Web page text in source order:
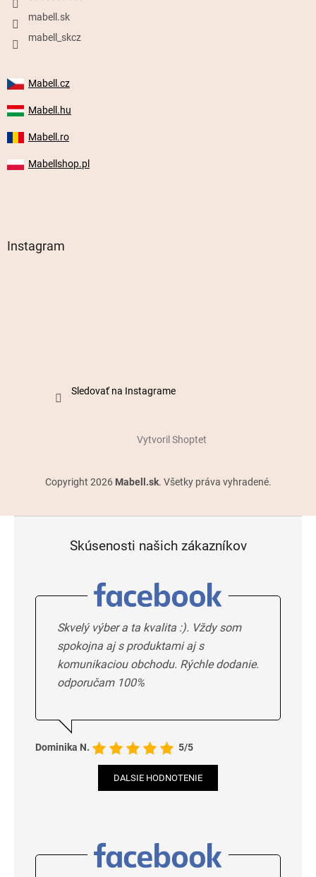
mabell.sk
mabell_skcz
Mabell.cz
Mabell.hu
Mabell.ro
Mabellshop.pl
Instagram
Sledovať na Instagrame
Vytvoril Shoptet
Copyright 2026 Mabell.sk. Všetky práva vyhradené.
Skúsenosti našich zákazníkov
Skvelý výber a ta kvalita :). Vždy som
spokojna aj s produktami aj s
komunikaciou obchodu. Rýchle dodanie.
odporučam 100%
Dominika N. 5/5
DALSIE HODNOTENIE